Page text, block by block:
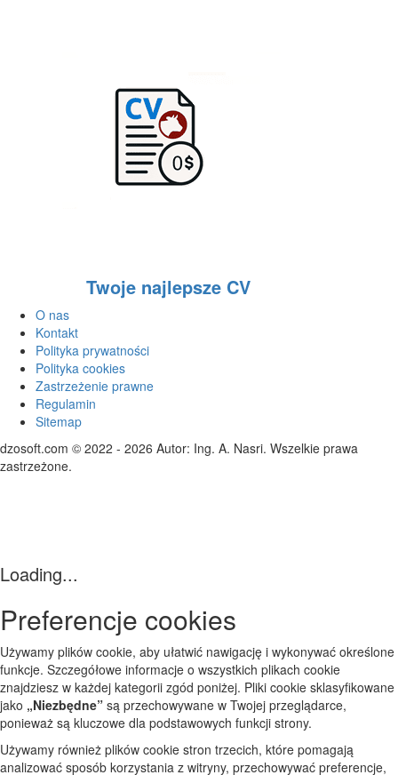
Twoje najlepsze CV
O nas
Kontakt
Polityka prywatności
Polityka cookies
Zastrzeżenie prawne
Regulamin
Sitemap
dzosoft.com © 2022 - 2026 Autor: Ing. A. Nasri. Wszelkie prawa
zastrzeżone.
Loading...
Preferencje cookies
Używamy plików cookie, aby ułatwić nawigację i wykonywać określone
funkcje. Szczegółowe informacje o wszystkich plikach cookie
znajdziesz w każdej kategorii zgód poniżej. Pliki cookie sklasyfikowane
jako „Niezbędne” są przechowywane w Twojej przeglądarce,
ponieważ są kluczowe dla podstawowych funkcji strony.
Używamy również plików cookie stron trzecich, które pomagają
analizować sposób korzystania z witryny, przechowywać preferencje,